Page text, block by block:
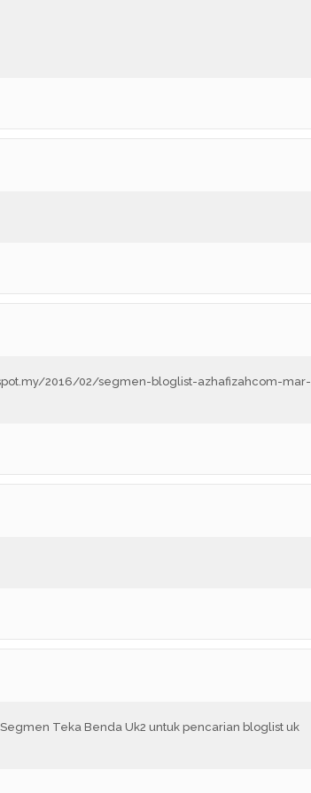
2016/02/segmen-bloglist-azhafizahcom-mar-
Teka Benda Uk2 untuk pencarian bloglist uk